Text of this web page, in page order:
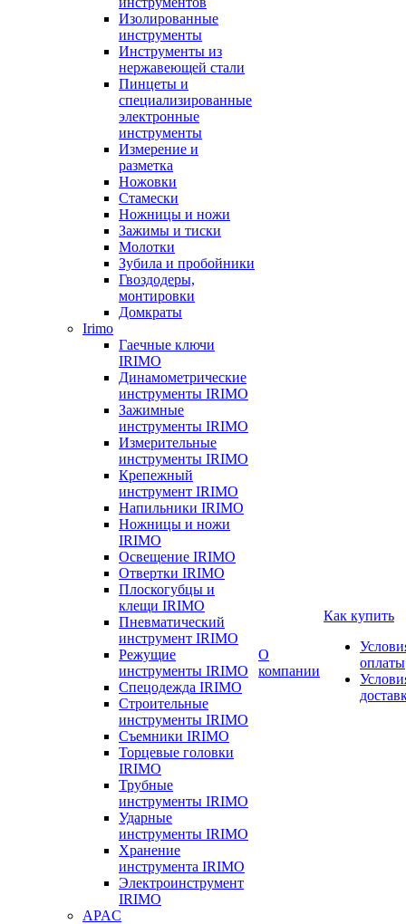
Изолированные
инструменты
Инструменты из
нержавеющей стали
Пинцеты и
специализированные
электронные
инструменты
Измерение и
разметка
Ножовки
Стамески
Ножницы и ножи
Зажимы и тиски
Молотки
Зубила и пробойники
Гвоздодеры,
монтировки
Домкраты
Irimo
Гаечные ключи
IRIMO
Динамометрические
инструменты IRIMO
Зажимные
инструменты IRIMO
Измерительные
инструменты IRIMO
Крепежный
инструмент IRIMO
Напильники IRIMO
Ножницы и ножи
IRIMO
Освещение IRIMO
Отвертки IRIMO
Плоскогубцы и
клещи IRIMO
Пневматический
инструмент IRIMO
Режущие
инструменты IRIMO
Спецодежда IRIMO
Строительные
инструменты IRIMO
Съемники IRIMO
Торцевые головки
IRIMO
Трубные
инструменты IRIMO
Ударные
инструменты IRIMO
Хранение
инструмента IRIMO
Электроинструмент
IRIMO
APAC
О
компании
Как купить
оплаты